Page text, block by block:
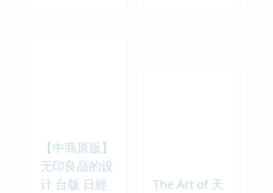
【中商原版】
无印良品的设
计 台版 日經
The Art of 天